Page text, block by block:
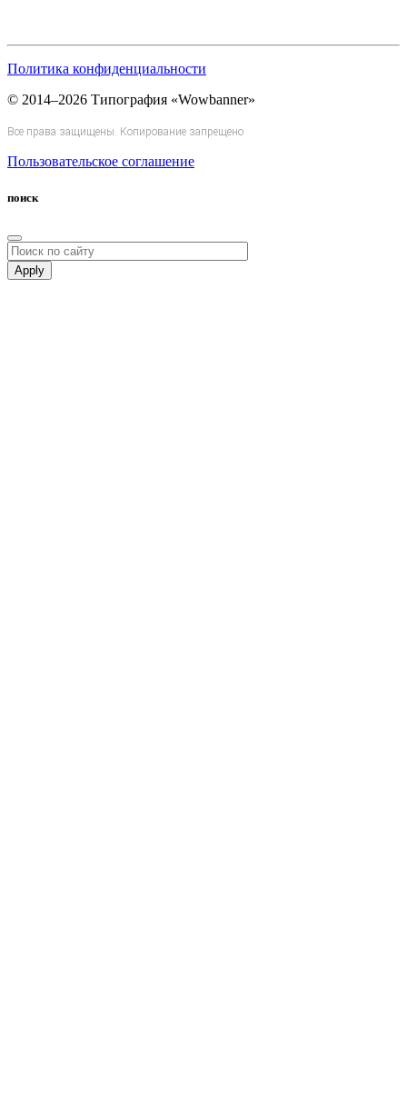
Политика конфиденциальности
© 2014–2026 Типография «Wowbanner»
Все права защищены. Копирование запрещено
Пользовательское соглашение
поиск